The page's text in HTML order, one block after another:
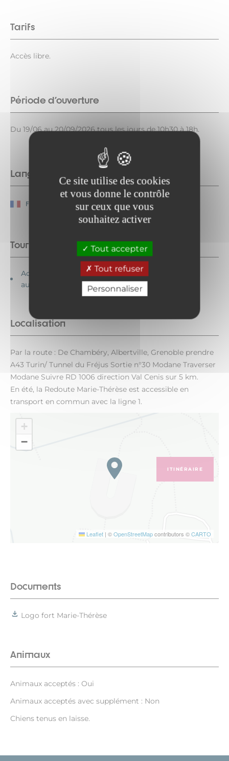
Ce site utilise des cookies
et vous donne le contrôle
sur ceux que vous
souhaitez activer
Tout accepter
Tout refuser
Personnaliser
Tarifs
Accès libre.
Période d'ouverture
Du 19/06 au 20/09/2026 tous les jours de 10h30 à 18h.
Langues parlées
Français
Tourisme adapté
Accessible en fauteuil roulant en
autonomie
Localisation
Par la route : De Chambéry, Albertville, Grenoble prendre
A43 Turin/ Tunnel du Fréjus Sortie n°30 Modane Traverser
Modane Suivre RD 1006 direction Val Cenis sur 5 km.
En été, la Redoute Marie-Thérèse est accessible en
transport en commun avec la ligne 1.
+
−
Leaflet | ©OpenStreetMapcontributors ©CARTO
ITINÉRAIRE
Documents
Logo fort Marie-Thérèse
Animaux
Animaux acceptés : Oui
Animaux acceptés avec supplément : Non
Chiens tenus en laisse.